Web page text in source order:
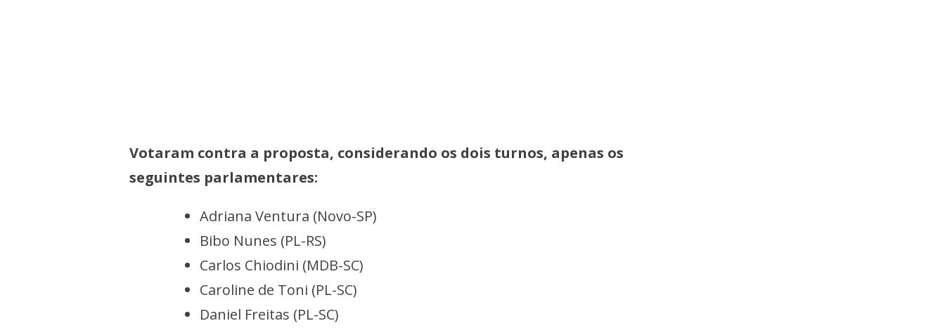
Votaram contra a proposta, considerando os dois turnos, apenas os
seguintes parlamentares:
Adriana Ventura (Novo-SP)
Bibo Nunes (PL-RS)
Carlos Chiodini (MDB-SC)
Caroline de Toni (PL-SC)
Daniel Freitas (PL-SC)